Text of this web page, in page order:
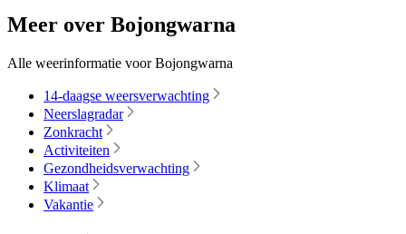
Meer over Bojongwarna
Alle weerinformatie voor Bojongwarna
14-daagse weersverwachting
Neerslagradar
Zonkracht
Activiteiten
Gezondheidsverwachting
Klimaat
Vakantie